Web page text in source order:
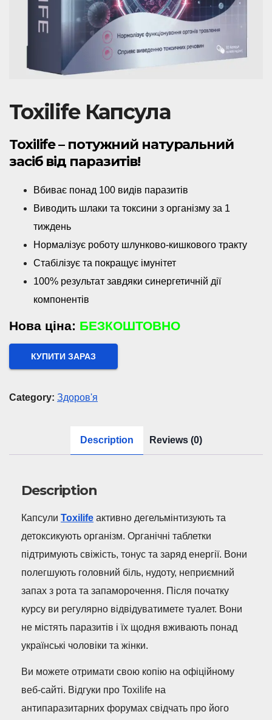
Toxilife Капсула
Toxilife – потужний натуральний
засіб від паразитів!
Вбиває понад 100 видів паразитів
Виводить шлаки та токсини з організму за 1
тиждень
Нормалізує роботу шлунково-кишкового тракту
Стабілізує та покращує імунітет
100% результат завдяки синергетичній дії
компонентів
Нова ціна: БЕЗКОШТОВНО
КУПИТИ ЗАРАЗ
Category: Здоров'я
Description Reviews (0)
Description
Капсули Toxilife активно дегельмінтизують та
детоксикують організм. Органічні таблетки
підтримують свіжість, тонус та заряд енергії. Вони
полегшують головний біль, нудоту, неприємний
запах з рота та запаморочення. Після початку
курсу ви регулярно відвідуватимете туалет. Вони
не містять паразитів і їх щодня вживають понад
українські чоловіки та жінки.
Ви можете отримати свою копію на офіційному
веб-сайті. Відгуки про Toxilife на
антипаразитарних форумах свідчать про його